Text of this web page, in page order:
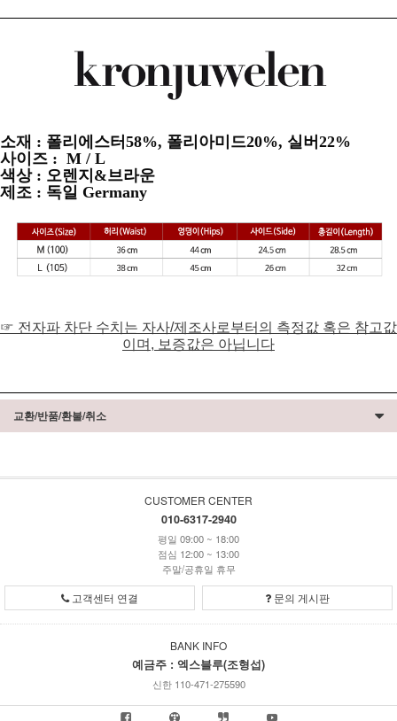
소재 : 폴리에스터58%, 폴리아미드20%, 실버22%
사이즈 : M / L
색상 : 오렌지&브라운
제조 : 독일 Germany
☞ 전자파 차단 수치는 자사/제조사로부터의 측정값 혹은 참고값
이며, 보증값은 아닙니다
교환/반품/환불/취소
CUSTOMER CENTER
010-6317-2940
평일 09:00 ~ 18:00
점심 12:00 ~ 13:00
주말/공휴일 휴무
고객센터 연결 문의 게시판
BANK INFO
예금주 : 엑스블루(조형섭)
신한 110-471-275590